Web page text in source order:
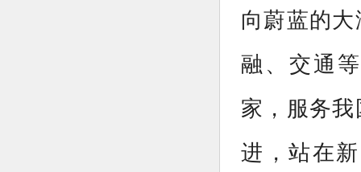
向蔚蓝的
融、交通
家，服务
进，站在